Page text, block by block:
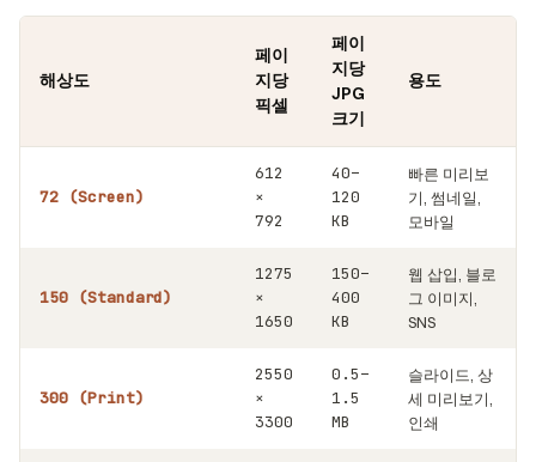
해상도
페이
지당
픽셀
페이
지당
JPG
크기
용도
72 (Screen)
612
×
792
40–
120
KB
빠른 미리보
기, 썸네일,
모바일
150 (Standard)
1275
×
1650
150–
400
KB
웹 삽입, 블로
그 이미지,
SNS
300 (Print)
2550
×
3300
0.5–
1.5
MB
슬라이드, 상
세 미리보기,
인쇄